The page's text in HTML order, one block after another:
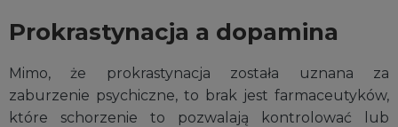
Prokrastynacja a dopamina
Mimo, że prokrastynacja została uznana za
zaburzenie psychiczne, to brak jest farmaceutyków,
które schorzenie to pozwalają kontrolować lub